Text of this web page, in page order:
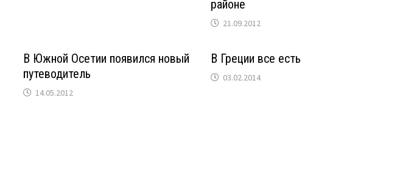
районе
21.09.2012
В Южной Осетии появился новый
путеводитель
14.05.2012
В Греции все есть
03.02.2014